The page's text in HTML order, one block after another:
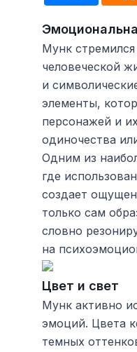
Мунк
человеческой
и
элементы,
персонажей и
одиночества
Одним из
где
создает
только сам
словно
на
Цвет и свет
Мунк активно
эмоций. Цвета
темных